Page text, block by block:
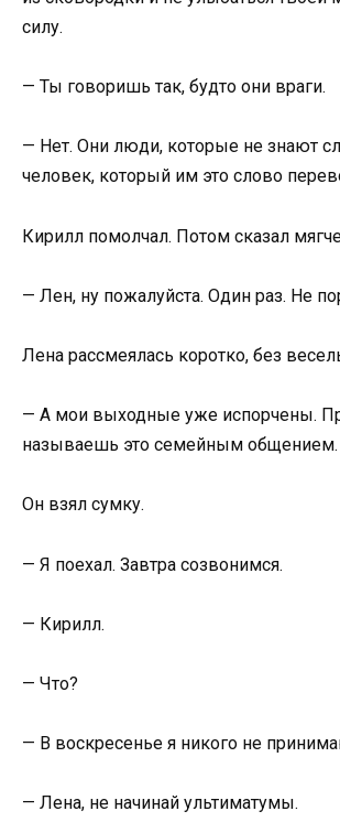
силу.
— Ты говоришь так, будто они враги.
— Нет. Они люди, которые не знают
человек, который им это слово
Кирилл помолчал. Потом сказал
— Лен, ну пожалуйста. Один раз. Не
Лена рассмеялась коротко, без
— А мои выходные уже испорчены.
называешь это семейным общением.
Он взял сумку.
— Я поехал. Завтра созвонимся.
— Кирилл.
— Что?
— В воскресенье я никого не
— Лена, не начинай ультиматумы.